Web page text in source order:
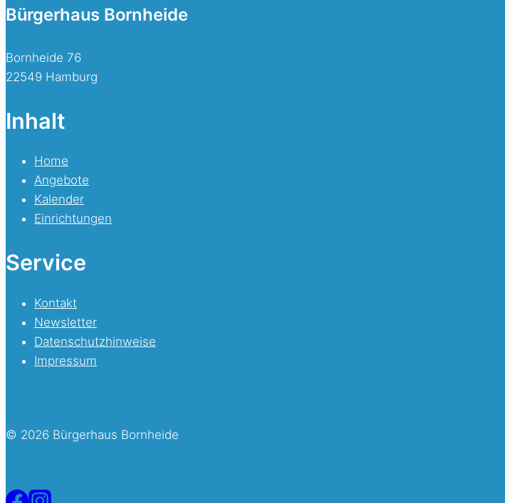
Bürgerhaus Bornheide
Bornheide 76
22549 Hamburg
Inhalt
Home
Angebote
Kalender
Einrichtungen
Service
Kontakt
Newsletter
Datenschutzhinweise
Impressum
© 2026 Bürgerhaus Bornheide